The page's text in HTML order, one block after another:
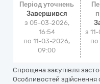
Період уточнень
Завершився
з 05-03-2026,
16:54
по 11-03-2026,
09:00
з
по
Спрощена закупівля
Особливостей здійснення